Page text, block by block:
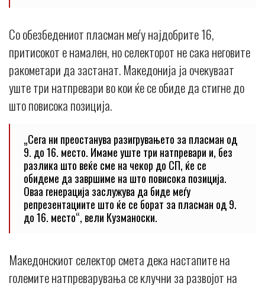
Со обезбедениот пласман меѓу најдобрите 16,
притисокот е намален, но селекторот не сака неговите
ракометари да застанат. Македонија ја очекуваат
уште три натпревари во кои ќе се обиде да стигне до
што повисока позиција.
„Сега ни преостанува разигрувањето за пласман од
9. до 16. место. Имаме уште три натпревари и, без
разлика што веќе сме на чекор до СП, ќе се
обидеме да завршиме на што повисока позиција.
Оваа генерација заслужува да биде меѓу
репрезентациите што ќе се борат за пласман од 9.
до 16. место“, вели Кузманоски.
Македонскиот селектор смета дека настапите на
големите натпреварувања се клучни за развојот на